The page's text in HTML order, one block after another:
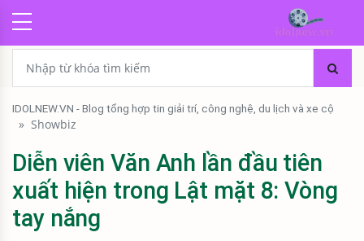
IDOLNEW.VN - Blog tổng hợp tin giải trí, công nghệ, du lịch và xe cộ
» Showbiz
Diễn viên Văn Anh lần đầu tiên
xuất hiện trong Lật mặt 8: Vòng
tay nắng